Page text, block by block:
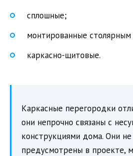
сплошные;
монтированные столярным
каркасно-щитовые.
Каркасные перегородки
они непрочно связаны с
конструкциями дома. Они не
предусмотрены в проекте,